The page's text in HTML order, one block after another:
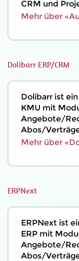
CRM und
Mehr über
Dolibarr ERP/CRM
Dolibarr ist
KMU mit
Angebote/
Abos/
Mehr über
ERPNext
ERPNext ist
ERP mit
Angebote/
Abos/